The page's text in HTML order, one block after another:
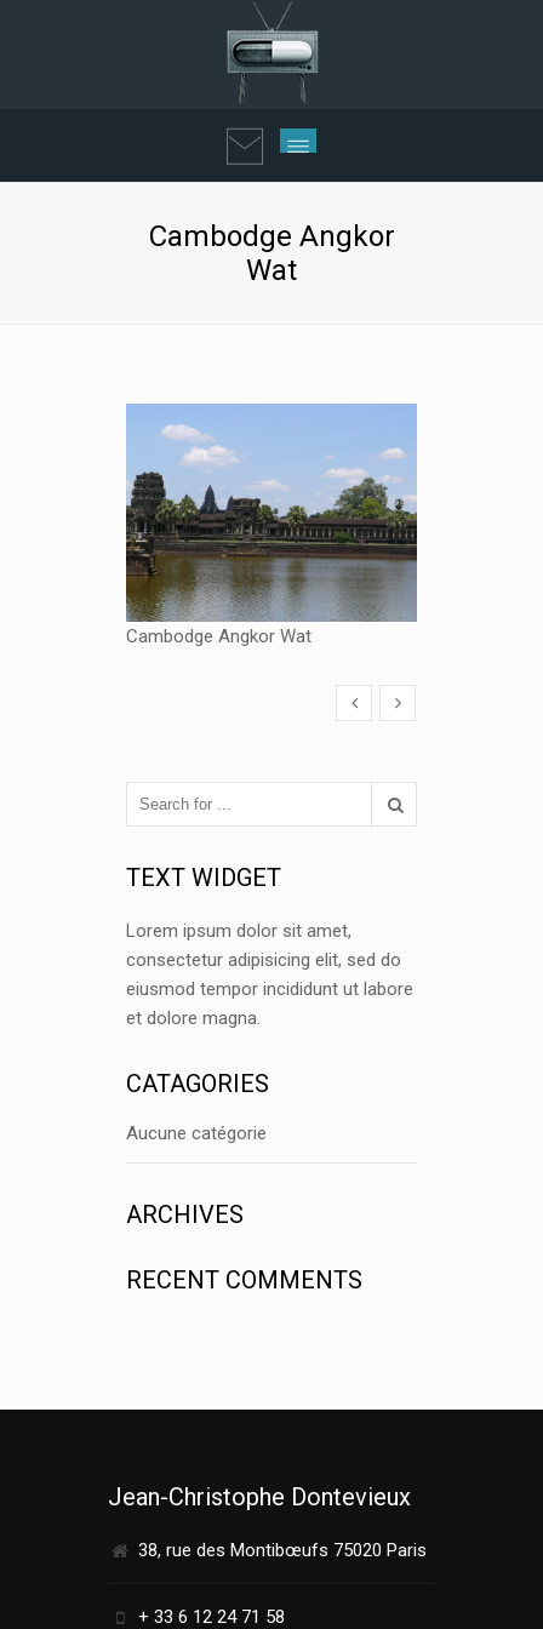
Cambodge Angkor
Wat
Cambodge Angkor Wat
TEXT WIDGET
Lorem ipsum dolor sit amet,
consectetur adipisicing elit, sed do
eiusmod tempor incididunt ut labore
et dolore magna.
CATAGORIES
Aucune catégorie
ARCHIVES
RECENT COMMENTS
Jean-Christophe Dontevieux
38, rue des Montibœufs 75020 Paris
+ 33 6 12 24 71 58